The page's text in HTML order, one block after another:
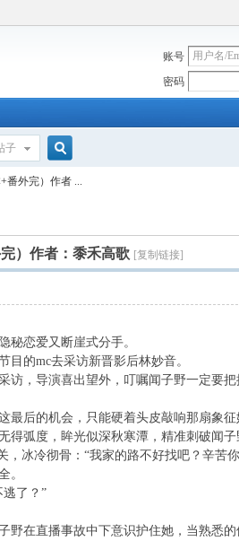
账号
密码
子
搜
索
番外完）作者 ...
）作者：黍禾高歌 [复制链接]
恋爱又断崖式分手。
的mc去采访新晋影后林妙音。
导演喜出望外，叮嘱闻子野一定要把
后的机会，只能硬着头皮敲响那扇象征
弧度，眸光似深秋寒潭，精准刺破闻子
冰冷彻骨：“我家的路不好找吧？辛苦
。
了？”
在直播事故中下意识护住她，当熟悉